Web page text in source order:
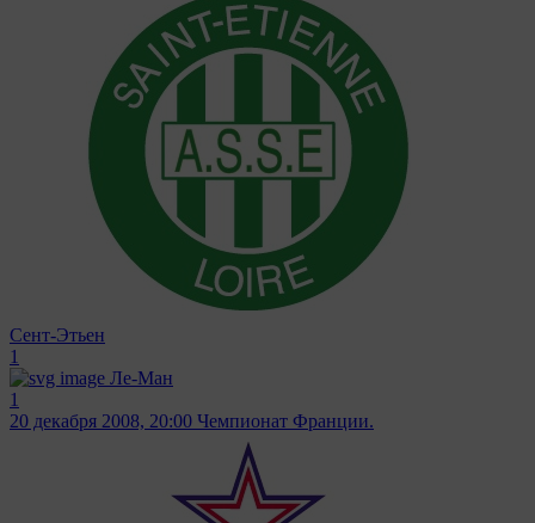
Сент-Этьен
1
Ле-Ман
1
20 декабря 2008, 20:00 Чемпионат Франции.